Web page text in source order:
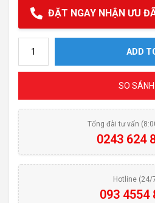
ĐẶT NGAY NHẬN ƯU
ADD
SO SÁNH
Tổng đài tư vấn
0243 624
Hotline (24/
093 4554